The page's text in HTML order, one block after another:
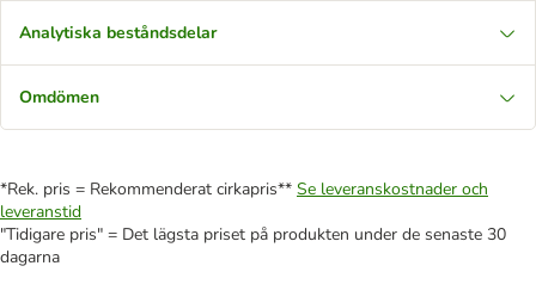
Analytiska beståndsdelar
Omdömen
*Rek. pris = Rekommenderat cirkapris** Se leveranskostnader och
leveranstid
"Tidigare pris" = Det lägsta priset på produkten under de senaste 30
dagarna